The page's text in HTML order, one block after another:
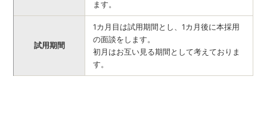
ます。
試用期間
1カ月目は試用期間とし、1カ月後に本採用
の面談をします。
初月はお互い見る期間として考えておりま
す。